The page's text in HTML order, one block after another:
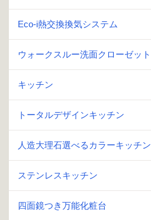
Eco-i熱交換換気システム
ウォークスルー洗面クローゼット
キッチン
トータルデザインキッチン
人造大理石選べるカラーキッチン
ステンレスキッチン
四面鏡つき万能化粧台